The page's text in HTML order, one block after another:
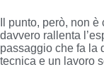
Il punto, però, non
davvero rallenta
passaggio che fa la
tecnica e un lavoro